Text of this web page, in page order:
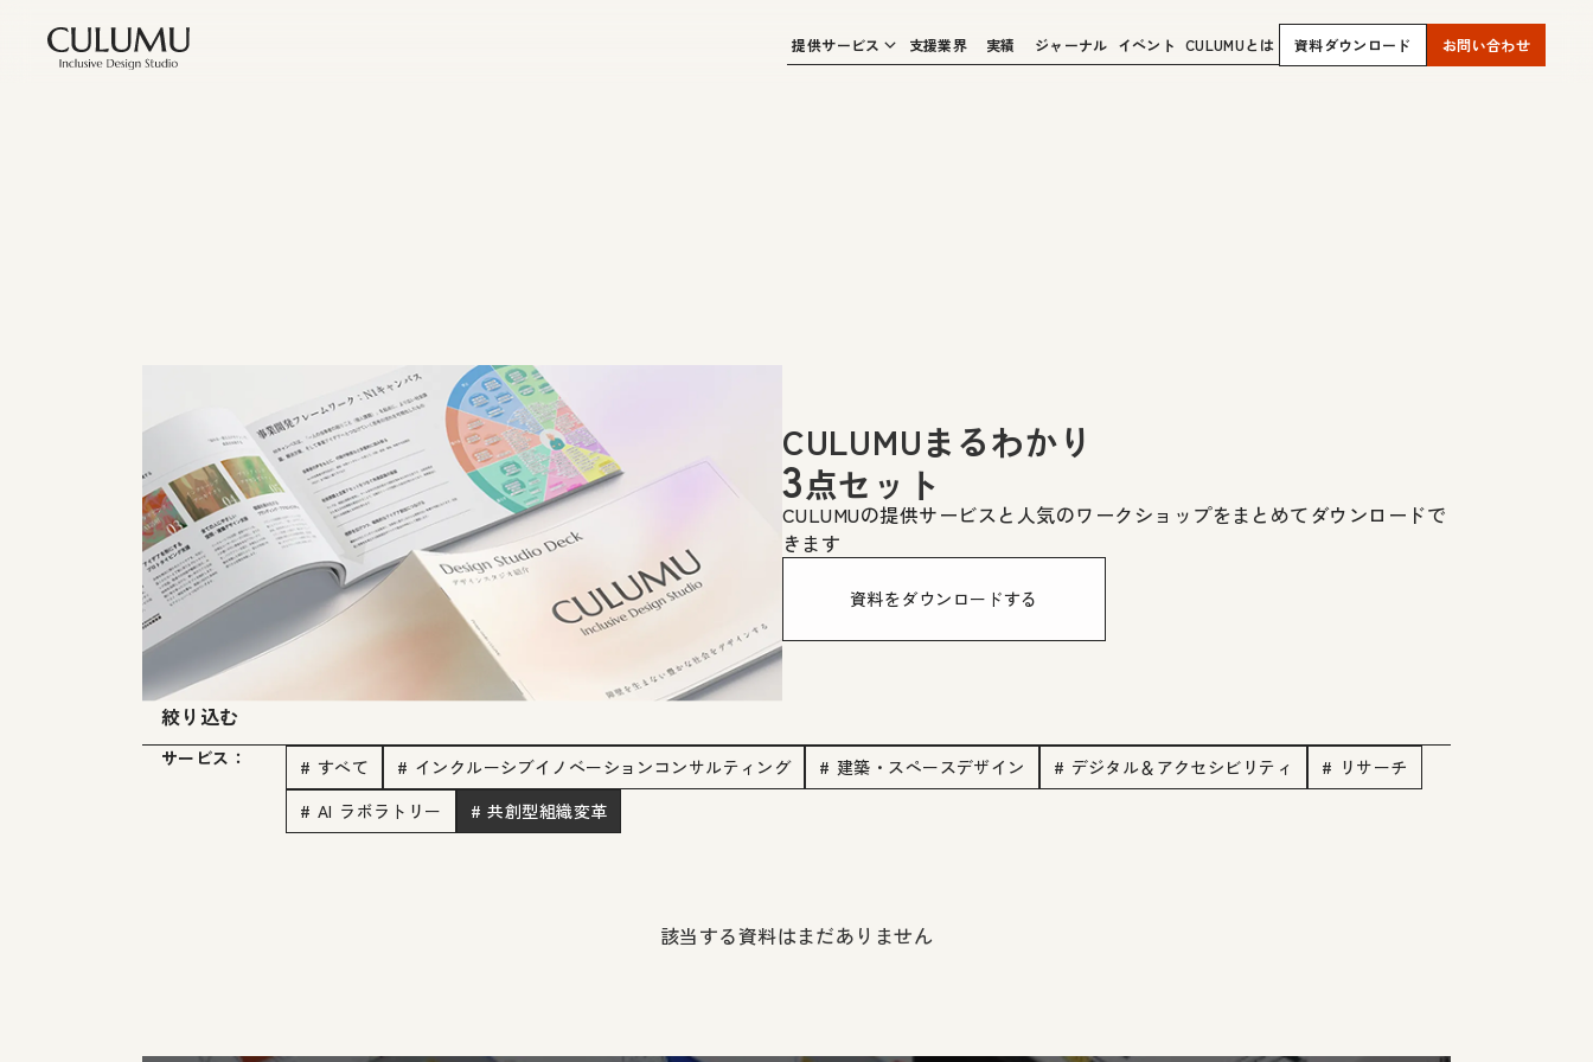
提供サービス 支援業界 実績 ジャーナル イベント CULUMUとは 資料ダウンロード お問い合わせ
CULUMUまるわかり
3点セット
CULUMUの提供サービスと人気のワークショップをまとめてダウンロードで
きます
資料をダウンロードする
絞り込む
サービス： # すべて # インクルーシブイノベーションコンサルティング # 建築・スペースデザイン # デジタル＆アクセシビリティ
# リサーチ
# AI ラボラトリー
# 共創型組織変革
該当する資料はまだありません